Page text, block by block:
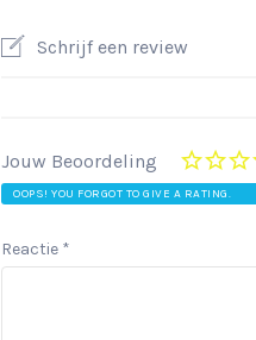
Schrijf een review
Jouw Beoordeling
OOPS! YOU FORGOT TO GIVE A RATING.
Reactie *